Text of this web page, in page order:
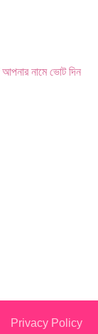
আপনার নামে ভোট দিন
Privacy Policy